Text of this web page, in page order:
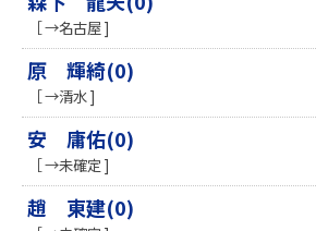
［ →名古屋 ]
原 輝綺(0)
［ →清水 ]
安 庸佑(0)
［ →未確定 ]
趙 東建(0)